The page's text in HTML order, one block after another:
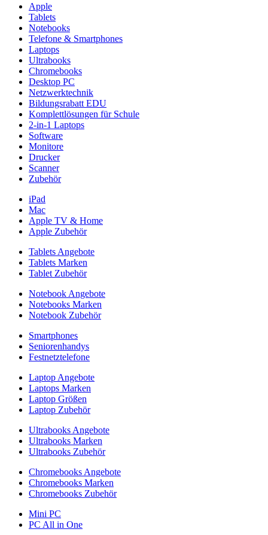
Apple
Tablets
Notebooks
Telefone & Smartphones
Laptops
Ultrabooks
Chromebooks
Desktop PC
Netzwerktechnik
Bildungsrabatt EDU
Komplettlösungen für Schule
2-in-1 Laptops
Software
Monitore
Drucker
Scanner
Zubehör
iPad
Mac
Apple TV & Home
Apple Zubehör
Tablets Angebote
Tablets Marken
Tablet Zubehör
Notebook Angebote
Notebooks Marken
Notebook Zubehör
Smartphones
Seniorenhandys
Festnetztelefone
Laptop Angebote
Laptops Marken
Laptop Größen
Laptop Zubehör
Ultrabooks Angebote
Ultrabooks Marken
Ultrabooks Zubehör
Chromebooks Angebote
Chromebooks Marken
Chromebooks Zubehör
Mini PC
PC All in One